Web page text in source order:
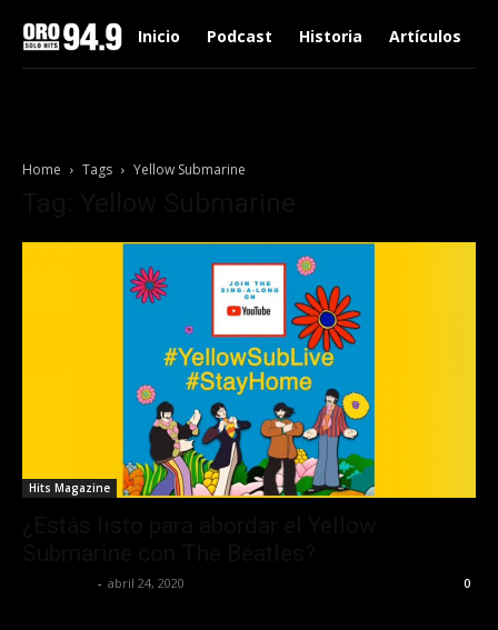
Inicio Podcast Historia Artículos
Home Tags Yellow Submarine
Hits Magazine
- abril 24, 2020 0